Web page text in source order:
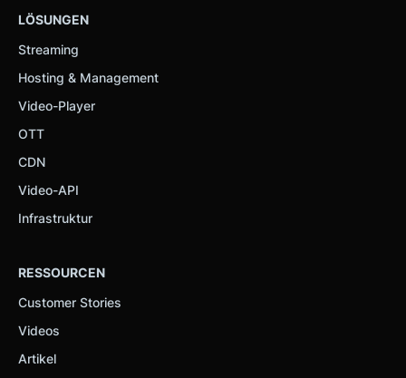
LÖSUNGEN
Streaming
Hosting & Management
Video-Player
OTT
CDN
Video-API
Infrastruktur
RESSOURCEN
Customer Stories
Videos
Artikel